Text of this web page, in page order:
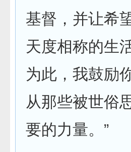
基督，并让希
天度相称的生
为此，我鼓励
从那些被世俗
要的力量。”